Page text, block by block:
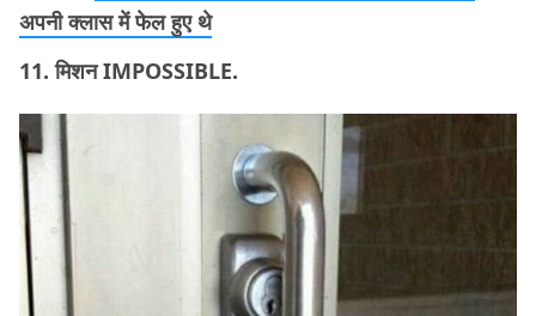
अपनी क्लास में फेल हुए थे
11. मिशन IMPOSSIBLE.